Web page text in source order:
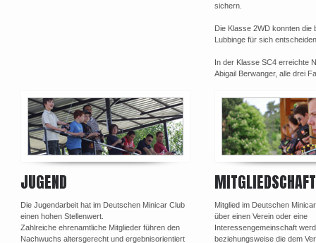
sichern.
Die Klasse 2WD konnten
Lubbinge für sich
In der Klasse SC4 erreichte
Abigail Berwanger, alle drei
JUGEND
Die Jugendarbeit hat im Deutschen Minicar Club
einen hohen Stellenwert.
Zahlreiche ehrenamtliche Mitglieder führen den
Nachwuchs altersgerecht und ergebnisorientiert
MITGLIEDSCHAFT
Mitglied im Deutschen
über einen Verein oder eine
Interessengemeinschaft
beziehungsweise die dem